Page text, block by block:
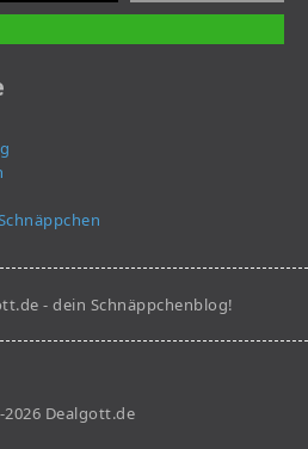
- dein Schnäppchenblog!
Dealgott.de